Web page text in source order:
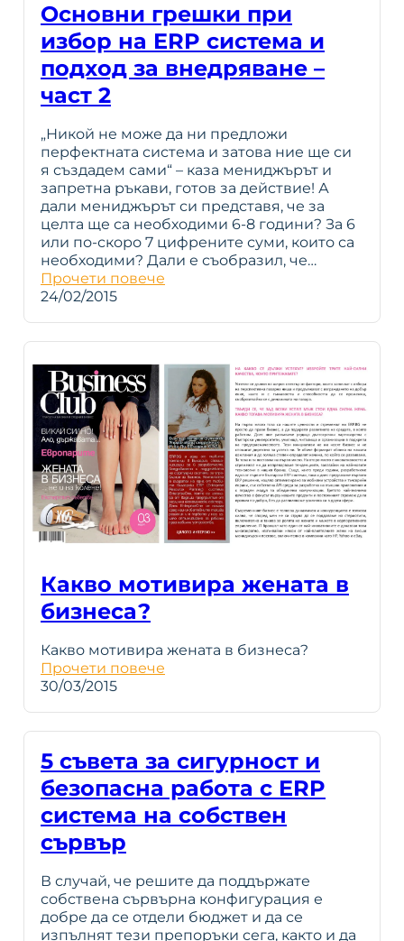
Основни грешки при
избор на ERP система и
подход за внедряване –
част 2
„Никой не може да ни предложи
перфектната система и затова ние ще си
я създадем сами“ – каза мениджърът и
запретна ръкави, готов за действие! А
дали мениджърът си представя, че за
целта ще са необходими 6-8 години? За 6
или по-скоро 7 цифрените суми, които са
необходими? Дали е съобразил, че…
Прочети повече
24/02/2015
Какво мотивира жената в
бизнеса?
Какво мотивира жената в бизнеса?
Прочети повече
30/03/2015
5 съвета за сигурност и
безопасна работа с ERP
система на собствен
сървър
В случай, че решите да поддържате
собствена сървърна конфигурация е
добре да се отдели бюджет и да се
изпълнят тези препоръки сега, както и да